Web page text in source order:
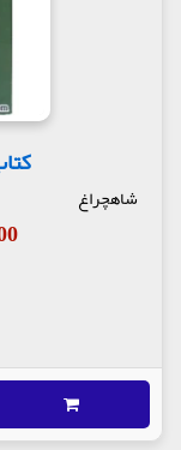
شاهچراغ